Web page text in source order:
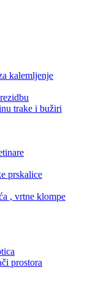
kalemljenje
trake i bužiri
prskalice
, vrtne klompe
prostora